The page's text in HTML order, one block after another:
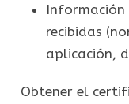
recibidas
aplicación,
Obtener el